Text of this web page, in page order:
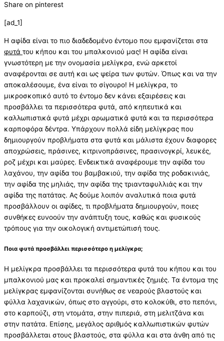
Share on pinterest
[ad_1]
Η αφίδα είναι το πιο διαδεδομένο έντομο που εμφανίζεται στα
φυτά του κήπου και του μπαλκονιού μας! Η αφίδα είναι
γνωστότερη με την ονομασία μελίγκρα, ενώ αρκετοί
αναφέρονται σε αυτή και ως ψείρα των φυτών. Όπως και να την
αποκαλέσουμε, ένα είναι το σίγουρο! Η μελίγκρα, το
μικροσκοπικό αυτό το έντομο δεν κάνει εξαιρέσεις και
προσβάλλει τα περισσότερα φυτά, από κηπευτικά και
καλλωπιστικά φυτά μέχρι αρωματικά φυτά και τα περισσότερα
καρποφόρα δέντρα. Υπάρχουν πολλά είδη μελίγκρας που
δημιουργούν προβλήματα στα φυτά και μάλιστα έχουν διαφορες
αποχρώσεις, πράσινες, κιτρινοπράσινες, πρασινογκρί, λευκές,
ροζ μέχρι και μαύρες. Ενδεικτικά αναφέρουμε την αφίδα του
λαχάνου, την αφίδα του βαμβακιού, την αφίδα της ροδακινιάς,
την αφίδα της μηλιάς, την αφίδα της τριανταφυλλιάς και την
αφίδα της πατάτας. Ας δούμε λοιπόν αναλυτικά ποια φυτά
προσβάλλουν οι αφίδες, τι προβλήματα δημιουργούν, ποιες
συνθήκες ευνοούν την ανάπτυξη τους, καθώς και φυσικούς
τρόπους για την οικολογική αντιμετώπισή τους.
Ποια φυτά προσβάλλει περισσότερο η μελίγκρα;
Η μελίγκρα προσβάλλει τα περισσότερα φυτά του κήπου και του
μπαλκονιού μας και προκαλεί σημαντικές ζημιές. Τα έντομα της
μελίγκρας εμφανίζονται συνήθως σε νεαρούς βλαστούς και
φύλλα λαχανικών, όπως στο αγγούρι, στο κολοκύθι, στο πεπόνι,
στο καρπούζι, στη ντομάτα, στην πιπεριά, στη μελιτζάνα και
στην πατάτα. Επίσης, μεγάλος αριθμός καλλωπιστικών φυτών
προσβάλλεται στους βλαστούς, στα φύλλα και στα άνθη από τις